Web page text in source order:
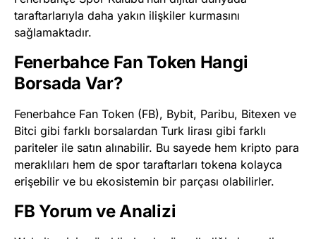
taraftarlarıyla daha yakın ilişkiler kurmasını
sağlamaktadır.
Fenerbahce Fan Token Hangi
Borsada Var?
Fenerbahce Fan Token (FB), Bybit, Paribu, Bitexen ve
Bitci gibi farklı borsalardan Turk lirası gibi farklı
pariteler ile satın alınabilir. Bu sayede hem kripto para
meraklıları hem de spor taraftarları tokena kolayca
erişebilir ve bu ekosistemin bir parçası olabilirler​​.
FB Yorum ve Analizi